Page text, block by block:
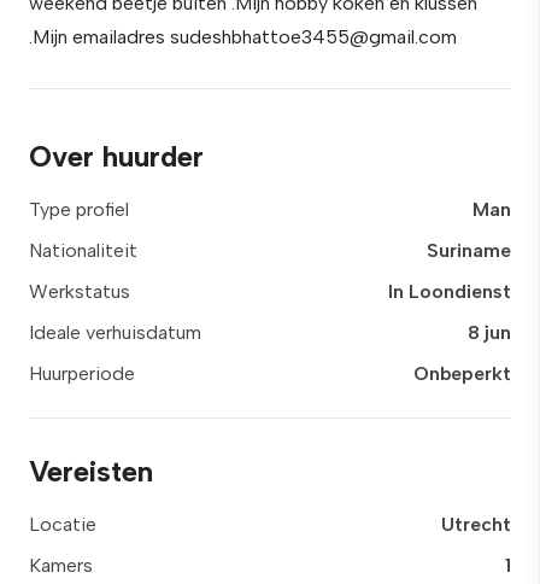
.Mijn emailadres sudeshbhattoe3455@gmail.com
Over huurder
Type profiel
Man
Nationaliteit
Suriname
Werkstatus
In Loondienst
Ideale verhuisdatum
8 jun
Huurperiode
Onbeperkt
Vereisten
Locatie
Utrecht
Kamers
1